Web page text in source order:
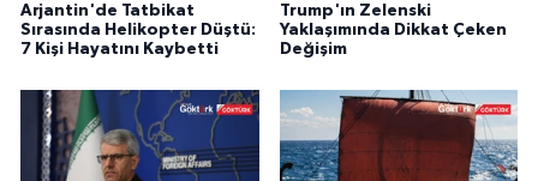
Arjantin'de Tatbikat
Sırasında Helikopter Düştü:
7 Kişi Hayatını Kaybetti
Trump'ın Zelenski
Yaklaşımında Dikkat Çeken
Değişim